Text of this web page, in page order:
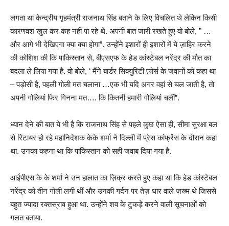
लगता था केन्द्रीय गृहमंत्री राजनाथ सिंह बताने के लिए विचलित थे लेकिन किसी
कारणवश खुल कर कह नहीं पा रहे थे. अपनी बात जारी रखते हुए वो बोले, ” …
और आगे भी देखिएगा क्या क्या होगा”. उन्होंने इशारों ही इशारों में ये ज़ाहिर करने
की कोशिश की कि पाकिस्तान से, बीएसएफ के हेड कांस्टेबल नरेंद्र की मौत का
बदला ले लिया गया है. वो बोले, ‘ मैंने बार्डर सिक्युरिटी फ़ोर्स के जवानों को कहा था
– पड़ोसी है, पहली गोली मत चलाना …एक भी यदि अगर वहां से चल जाती है, तो
अपनी गोलियां फिर गिनना मत…. कि कितनी हमारी गोलियां चलीं”.
ध्यान देने की बात ये भी है कि राजनाथ सिंह से पहले कुछ ऐसा ही, सीमा सुरक्षा बल
से रिटायर हो रहे महानिदेशक केके शर्मा ने दिल्ली में प्रेस कांफ्रेंस के दौरान कहा
था. उनका कहना था कि पाकिस्तान को सही जवाब दिया गया है.
आईपीएस के के शर्मा ने उन हालात का ज़िक्र करते हुए कहा था कि हेड कांस्टेबल
नरेंद्र को तीन गोली लगी थीं और उनकी गर्दन पर तेज़ धार वाले ज़ख्म थे जिससे
बहुत ज्यादा रक्तस्राव हुआ था. उन्होंने शव के टुकड़े करने वाली सूचनाओं को
गलत बताया.